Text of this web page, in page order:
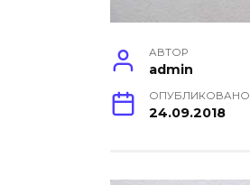
АВТОР
admin
ОПУБЛИКОВАНО
24.09.2018